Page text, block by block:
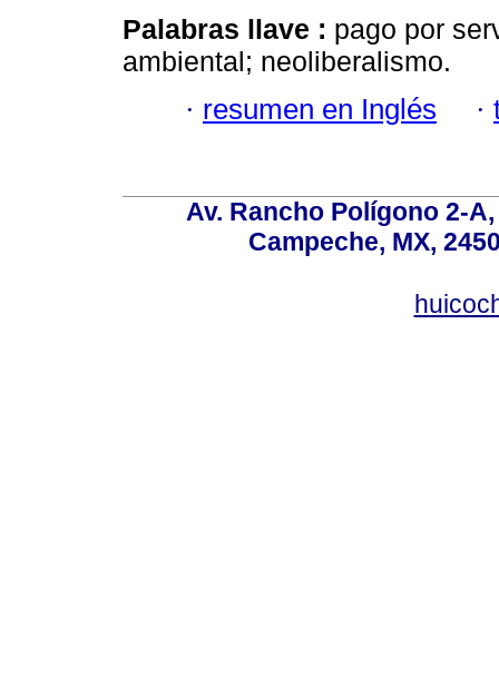
Palabras llave : pago por
ambiental; neoliberalismo.
· resumen en Inglés ·
Av. Rancho Polígono 2-
Campeche, MX,